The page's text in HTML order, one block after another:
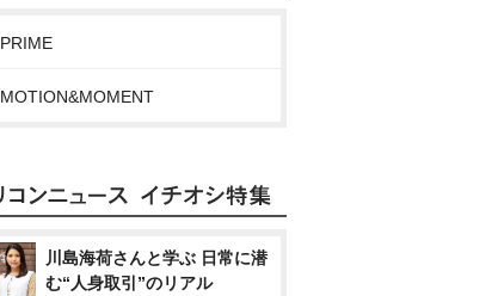
PRIME
MOTION&MOMENT
川島海荷さんと学ぶ 日常に潜
む“人身取引”のリアル